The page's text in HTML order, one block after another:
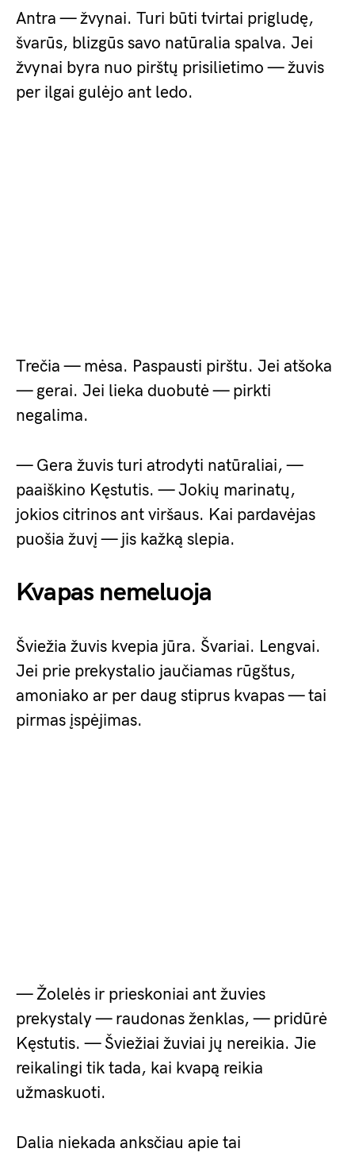
Antra — žvynai. Turi būti tvirtai prigludę,
švarūs, blizgūs savo natūralia spalva. Jei
žvynai byra nuo pirštų prisilietimo — žuvis
per ilgai gulėjo ant ledo.
Trečia — mėsa. Paspausti pirštu. Jei atšoka
— gerai. Jei lieka duobutė — pirkti
negalima.
— Gera žuvis turi atrodyti natūraliai, —
paaiškino Kęstutis. — Jokių marinatų,
jokios citrinos ant viršaus. Kai pardavėjas
puošia žuvį — jis kažką slepia.
Kvapas nemeluoja
Šviežia žuvis kvepia jūra. Švariai. Lengvai.
Jei prie prekystalio jaučiamas rūgštus,
amoniako ar per daug stiprus kvapas — tai
pirmas įspėjimas.
— Žolelės ir prieskoniai ant žuvies
prekystaly — raudonas ženklas, — pridūrė
Kęstutis. — Šviežiai žuviai jų nereikia. Jie
reikalingi tik tada, kai kvapą reikia
užmaskuoti.
Dalia niekada anksčiau apie tai